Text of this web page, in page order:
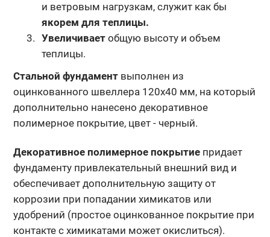
и ветровым нагрузкам, служит как бы
якорем для теплицы.
Увеличиваетобщую высоту и объем
теплицы.
Стальной фундаментвыполнен из
оцинкованного швеллера 120х40 мм, на который
дополнительно нанесено декоративное
полимерное покрытие, цвет - черный.
Декоративное полимерное покрытиепридает
фундаменту привлекательный внешний вид и
обеспечивает дополнительную защиту от
коррозии при попадании химикатов или
удобрений (простое оцинкованное покрытие при
контакте с химикатами может окислиться).